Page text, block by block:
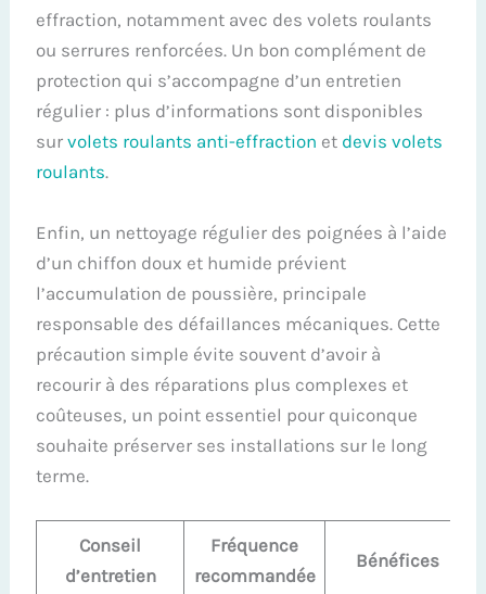
effraction, notamment avec des volets roulants
ou serrures renforcées. Un bon complément de
protection qui s’accompagne d’un entretien
régulier : plus d’informations sont disponibles
survolets roulants anti-effraction et devis volets
roulants.
Enfin, un nettoyage régulier des poignées à l’aide
d’un chiffon doux et humide prévient
l’accumulation de poussière, principale
responsable des défaillances mécaniques. Cette
précaution simple évite souvent d’avoir à
recourir à des réparations plus complexes et
coûteuses, un point essentiel pour quiconque
souhaite préserver ses installations sur le long
terme.
Conseil
d’entretien
Fréquence
recommandée
Bénéfices